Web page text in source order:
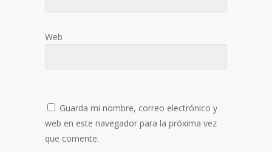
Web
Guarda mi nombre, correo electrónico y
web en este navegador para la próxima vez
que comente.